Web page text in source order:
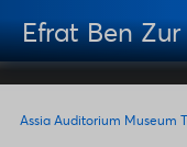
Efrat Ben Zur